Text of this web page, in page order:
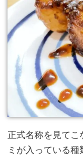
正式名称を見て
ミが入っている種